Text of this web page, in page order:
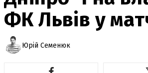
ФК Львів у
Юрій Семенюк